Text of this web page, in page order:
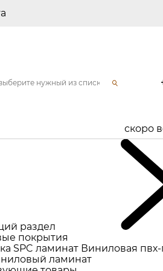
скоро
раздел
покрытия
SPC ламинат Виниловая пвх-
ламинат